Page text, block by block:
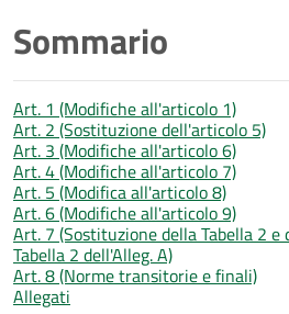
Sommario
Art. 1 (Modifiche all'articolo 1)
Art. 2 (Sostituzione dell'articolo 5)
Art. 3 (Modifiche all'articolo 6)
Art. 4 (Modifiche all'articolo 7)
Art. 5 (Modifica all'articolo 8)
Art. 6 (Modifiche all'articolo 9)
Art. 7 (Sostituzione della Tabella 2 e
Tabella 2 dell'Alleg. A)
Art. 8 (Norme transitorie e finali)
Allegati